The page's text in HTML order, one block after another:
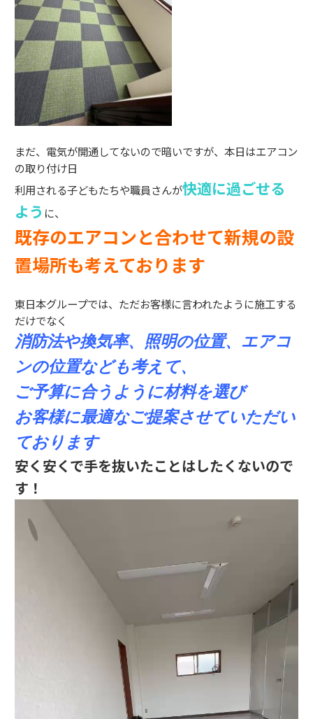
まだ、電気が開通してないので暗いですが、本日はエアコン
の取り付け日
利用される子どもたちや職員さんが快適に過ごせる
よう に、
既存のエアコンと合わせて新規の設
置場所も考えております
東日本グループでは、ただお客様に言われたように施工する
だけでなく
消防法や換気率、照明の位置、エアコ
ンの位置なども考えて、
ご予算に合うように材料を選び
お客様に最適なご提案させていただい
ております
安く安くで手を抜いたことはしたくないので
す！